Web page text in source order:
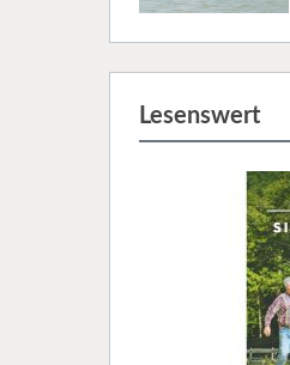
Lesenswert